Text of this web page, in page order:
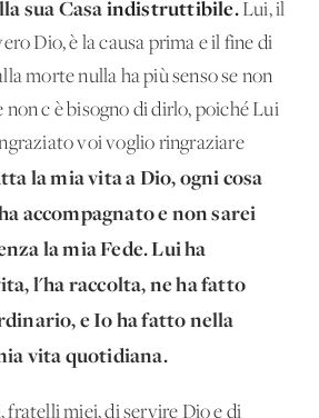
sua Casaindistruttibile.Lui, il
Dio, è la causa prima e il fine di
morte nulla ha più senso se non
non c'è bisogno di dirlo, poiché Lui
voi voglio ringraziare
la mia vita a Dio, ogni cosa
accompagnato e non sarei
la mia Fede. Lui ha
l'ha raccolta, ne ha fatto
e Io ha fatto nella
vita quotidiana.
fratelli miei, di servire Dio e di